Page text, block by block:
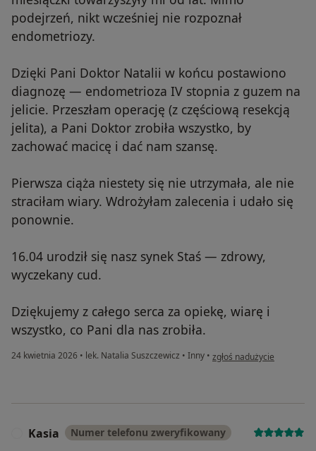
podejrzeń, nikt wcześniej nie rozpoznał
endometriozy.
Dzięki Pani Doktor Natalii w końcu postawiono
diagnozę — endometrioza IV stopnia z guzem na
jelicie. Przeszłam operację (z częściową resekcją
jelita), a Pani Doktor zrobiła wszystko, by
zachować macicę i dać nam szansę.
Pierwsza ciąża niestety się nie utrzymała, ale nie
straciłam wiary. Wdrożyłam zalecenia i udało się
ponownie.
16.04 urodził się nasz synek Staś — zdrowy,
wyczekany cud.
Dziękujemy z całego serca za opiekę, wiarę i
wszystko, co Pani dla nas zrobiła.
24 kwietnia 2026 • lek. Natalia Suszczewicz • Inny • w opinii użytkownika Anna
zgłoś nadużycie
Kasia Numer telefonu zweryfikowany